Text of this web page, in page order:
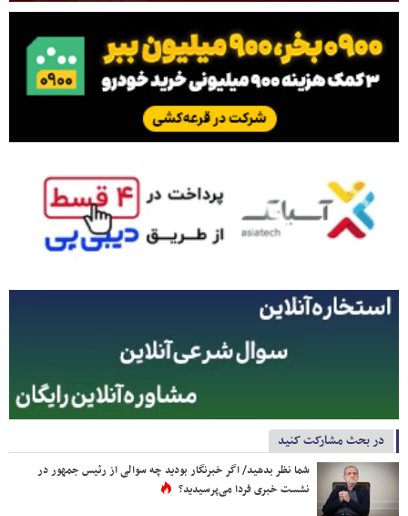
در بحث مشارکت کنید
شما نظر بدهید/ اگر خبرنگار بودید چه سوالی از رئیس جمهور در
نشست خبری فردا می‌پرسیدید؟